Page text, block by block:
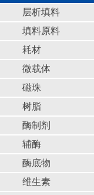
层析填料
填料原料
耗材
微载体
磁珠
树脂
酶制剂
辅酶
酶底物
维生素